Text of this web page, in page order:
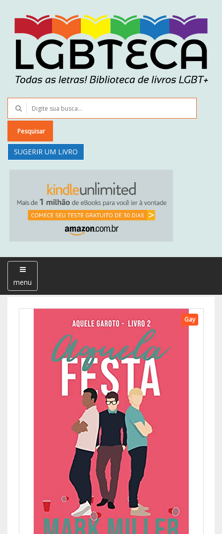
Pesquisar
SUGERIR UM LIVRO
menu
Gay